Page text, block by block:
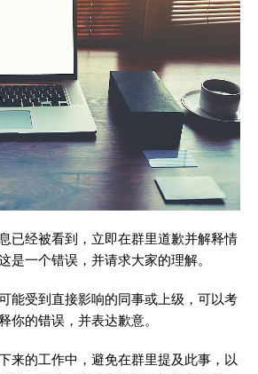
已经被看到，立即在群里道歉并解释情
是一个错误，并请求大家的理解。
能受到直接影响的同事或上级，可以考
你的错误，并表达歉意。
来的工作中，避免在群里提及此事，以